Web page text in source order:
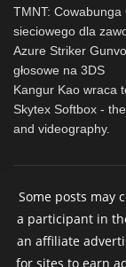
TMNT: Cowabunga
sieciowego dla
Azure Striker
głosowe na 3DS
Kangur Kao wraca
Skytex Softbox -
and videography.
Some posts may
a participant in
an affiliate
for sites to earn